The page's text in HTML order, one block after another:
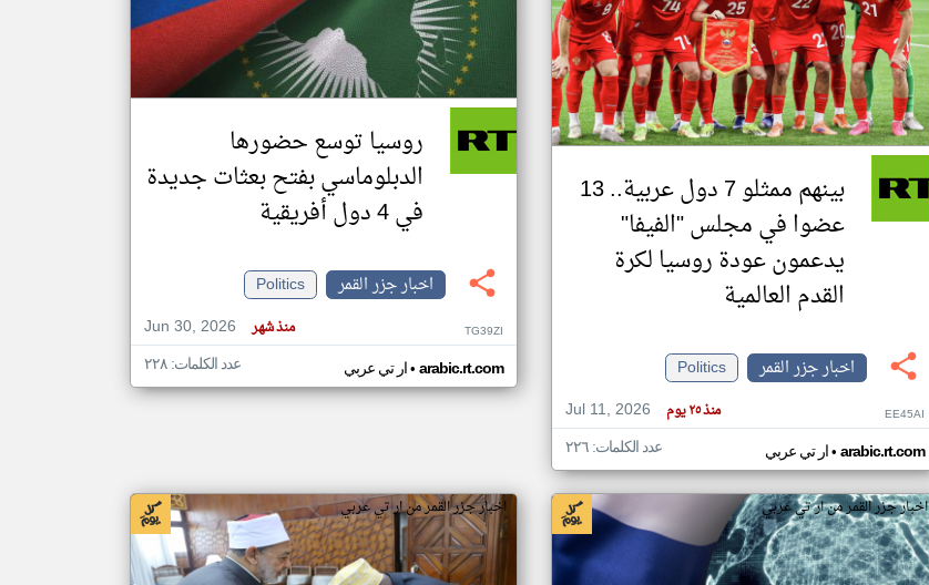
تغيير الدولة
اخبار جزر القمر على مدار الساعة
أهم اخبار جزر القمر العاجلة والمباشرة
بينهم ممثلو 7 دول عربية.. 13
عضوا في مجلس "الفيفا"
يدعمون عودة روسيا لكرة
القدم العالمية
اخبار جزر القمر
Politics
Jul 11, 2026
منذ ٢٥ يوم EE45AI
ار تي عربي• arabic.rt.com عدد الكلمات: ٢٢٦
روسيا توسع حضورها
الدبلوماسي بفتح بعثات جديدة
في 4 دول أفريقية
اخبار جزر القمر
Politics
Jun 30, 2026
منذ شهر TG39ZI
ار تي عربي• arabic.rt.com عدد الكلمات: ٢٢٨
اخبار جزر القمر من ار تي عربي اخبار جزر القمر من ار تي عربي
klyoum.com